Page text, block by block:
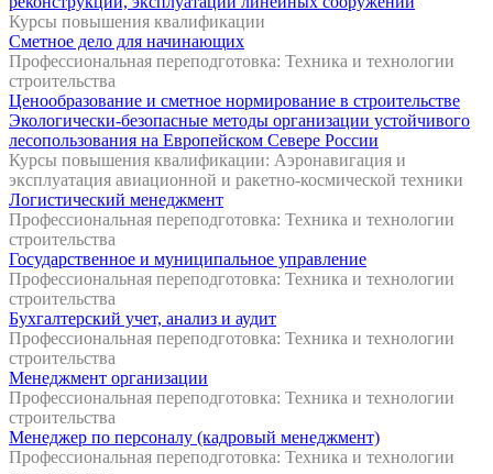
Курсы повышения квалификации
Сметное дело для начинающих
Профессиональная переподготовка: Техника и технологии
строительства
Ценообразование и сметное нормирование в строительстве
Экологически-безопасные методы организации устойчивого
лесопользования на Европейском Севере России
Курсы повышения квалификации: Аэронавигация и
эксплуатация авиационной и ракетно-космической техники
Логистический менеджмент
Профессиональная переподготовка: Техника и технологии
строительства
Государственное и муниципальное управление
Профессиональная переподготовка: Техника и технологии
строительства
Бухгалтерский учет, анализ и аудит
Профессиональная переподготовка: Техника и технологии
строительства
Менеджмент организации
Профессиональная переподготовка: Техника и технологии
строительства
Менеджер по персоналу (кадровый менеджмент)
Профессиональная переподготовка: Техника и технологии